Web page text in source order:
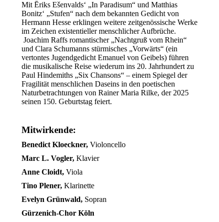
Mit Ēriks Ešenvalds‘ „In Paradisum“ und Matthias
Bonitz‘ „Stufen“ nach dem bekannten Gedicht von
Hermann Hesse erklingen weitere zeitgenössische Werke
im Zeichen existentieller menschlicher Aufbrüche.
Joachim Raffs romantischer „Nachtgruß vom Rhein“
und Clara Schumanns stürmisches „Vorwärts“ (ein
vertontes Jugendgedicht Emanuel von Geibels) führen
die musikalische Reise wiederum ins 20. Jahrhundert zu
Paul Hindemiths „Six Chansons“ – einem Spiegel der
Fragilität menschlichen Daseins in den poetischen
Naturbetrachtungen von Rainer Maria Rilke, der 2025
seinen 150. Geburtstag feiert.
Mitwirkende:
Benedict Kloeckner, Violoncello
Marc L. Vogler, Klavier
Anne Cloidt, Viola
Tino Plener, Klarinette
Evelyn Grünwald, Sopran
Gürzenich-Chor Köln